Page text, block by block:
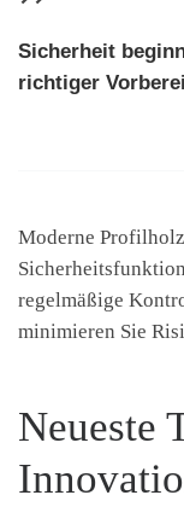
Sicherheit
richtiger
Moderne
regelmäßige
minimieren Sie
Neueste